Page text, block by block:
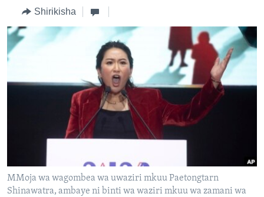
BURUNDI
AFRIKA
KWA UNDANI 1800 UTC
Shirikisha
MMoja wa wagombea wa uwaziri mkuu Paetongtarn
Shinawatra, ambaye ni binti wa waziri mkuu wa zamani wa